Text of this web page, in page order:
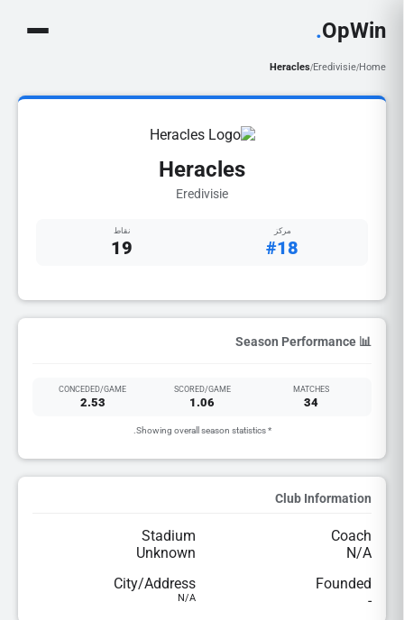
OpWin
.
Home
/
Eredivisie
/
Heracles
Heracles
Eredivisie
مركز
#18
نقاط
19
📊 Season Performance
MATCHES
34
SCORED/GAME
1.06
CONCEDED/GAME
2.53
* Showing overall season statistics.
Club Information
Coach
N/A
Stadium
Unknown
Founded
-
City/Address
N/A